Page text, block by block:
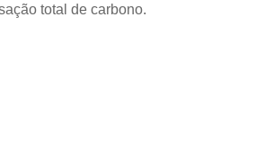
total de carbono.